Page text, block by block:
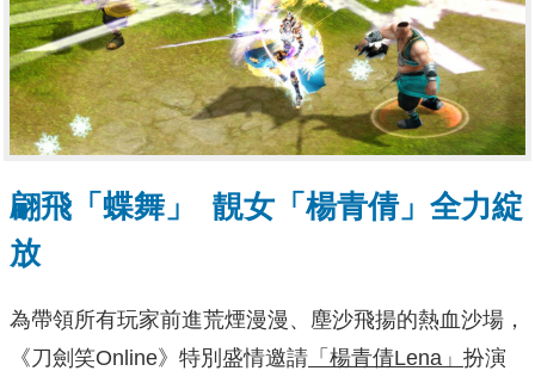
翩飛「蝶舞」 靚女「楊青倩」全力綻
放
為帶領所有玩家前進荒煙漫漫、塵沙飛揚的熱血沙場，
《刀劍笑Online》特別盛情邀請 「楊青倩Lena 」 扮演